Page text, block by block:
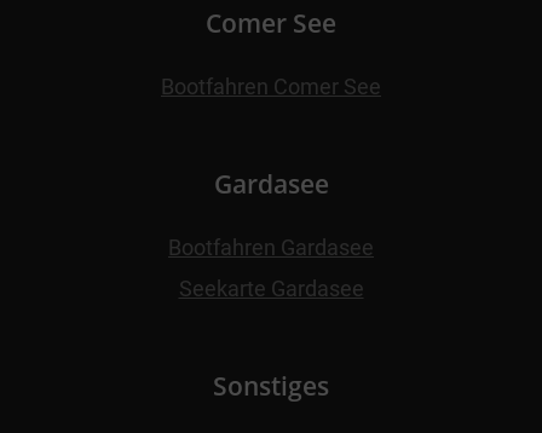
Comer See
Bootfahren Comer See
Gardasee
Bootfahren Gardasee
Seekarte Gardasee
Sonstiges